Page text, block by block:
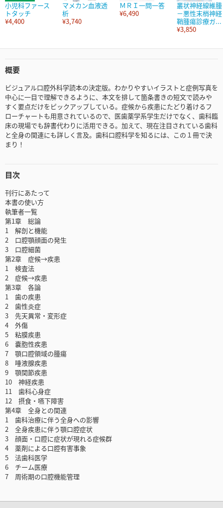
小児科ファース
トタッチ
¥4,400
マメカン血液透
析
¥3,740
ＭＲＩ一問一答
¥6,490
叢状神経線維腫
－悪性末梢神経
鞘腫瘍診療ガ...
¥3,850
概要
ビジュアル口腔外科学読本の決定版。わかりやすいイラストと症例写真を
中心に一目で理解できるように、本文を排して箇条書きの短文で読みや
すく要点だけをピックアップしている。症候から疾患にたどり着けるフ
ローチャートも用意されているので、医歯薬学系学生だけでなく、歯科臨
床の現場でも辞書代わりに活用できる。加えて、現在注目されている歯科
と全身の関連にも詳しく言及。歯科口腔科学を知るには、この１冊で決
まり！
目次
刊行にあたって
本書の使い方
執筆者一覧
第1章 総論
1 解剖と機能
2 口腔顎顔面の発生
3 口腔細菌
第2章 症候→疾患
1 検査法
2 症候→疾患
第3章 各論
1 歯の疾患
2 歯性炎症
3 先天異常・変形症
4 外傷
5 粘膜疾患
6 嚢胞性疾患
7 顎口腔領域の腫瘍
8 唾液腺疾患
9 顎関節疾患
10 神経疾患
11 歯科心身症
12 摂食・嚥下障害
第4章 全身との関連
1 歯科治療に伴う全身への影響
2 全身疾患に伴う顎口腔症状
3 顔面・口腔に症状が現れる症候群
4 薬剤による口腔有害事象
5 法歯科医学
6 チーム医療
7 周術期の口腔機能管理